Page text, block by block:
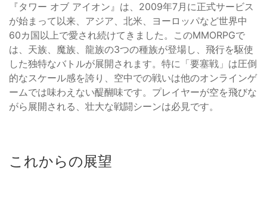
『タワー オブ アイオン』は、2009年7月に正式サービス
が始まって以来、アジア、北米、ヨーロッパなど世界中
60カ国以上で愛され続けてきました。このMMORPGで
は、天族、魔族、龍族の3つの種族が登場し、飛行を駆使
した独特なバトルが展開されます。特に「要塞戦」は圧倒
的なスケール感を誇り、空中での戦いは他のオンラインゲ
ームでは味わえない醍醐味です。プレイヤーが空を飛びな
がら展開される、壮大な戦闘シーンは必見です。
これからの展望